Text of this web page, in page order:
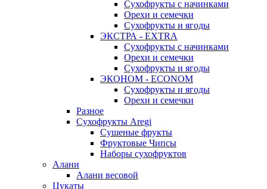
Сухофрукты с начинками
Орехи и семечки
Сухофрукты и ягоды
ЭКСТРА - EXTRA
Сухофрукты с начинками
Орехи и семечки
Сухофрукты и ягоды
ЭКОНОМ - ECONOM
Сухофрукты и ягоды
Орехи и семечки
Разное
Сухофрукты Aregi
Сушеные фрукты
Фруктовые Чипсы
Наборы сухофруктов
Алани
Алани весовой
Цукаты